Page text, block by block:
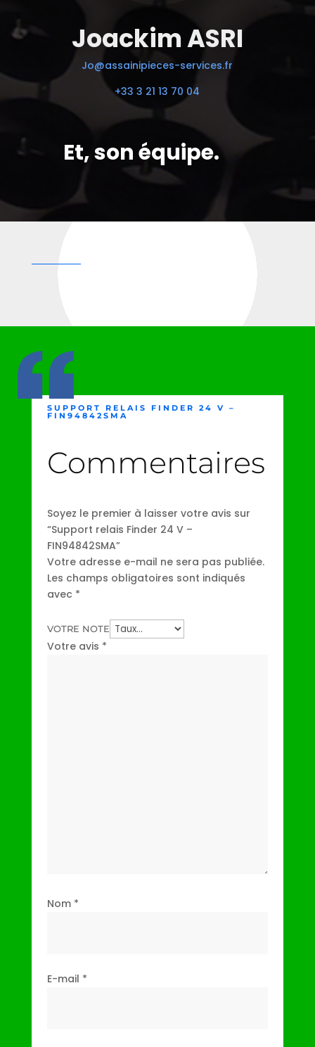
Joackim ASRI
Jo@assainipieces-services.fr
+33 3 21 13 70 04
Et, son équipe.
SUPPORT RELAIS FINDER 24 V –
FIN94842SMA
Commentaires
Soyez le premier à laisser votre avis sur
“Support relais Finder 24 V –
FIN94842SMA”
Votre adresse e-mail ne sera pas publiée.
Les champs obligatoires sont indiqués
avec *
VOTRE NOTE
Votre avis *
Nom *
E-mail *